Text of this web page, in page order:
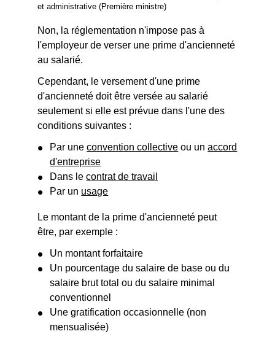
et administrative (Première ministre)
Non, la réglementation n'impose pas à
l'employeur de verser une prime d'ancienneté
au salarié.
Cependant, le versement d'une prime
d'ancienneté doit être versée au salarié
seulement si elle est prévue dans l'une des
conditions suivantes :
Par uneconvention collective ou unaccord
d'entreprise
Dans lecontrat de travail
Par un usage
Le montant de la prime d'ancienneté peut
être, par exemple :
Un montant forfaitaire
Un pourcentage du salaire de base ou du
salaire brut total ou du salaire minimal
conventionnel
Une gratification occasionnelle (non
mensualisée)